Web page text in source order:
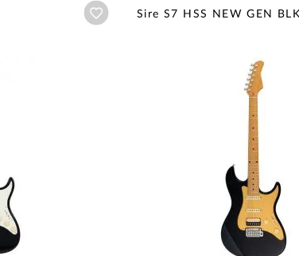
Añadir a wishlist
Sire S7 HSS NEW GEN